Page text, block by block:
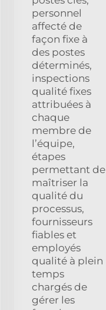
personnel
affecté de
façon fixe à
des postes
déterminés,
inspections
qualité fixes
attribuées à
chaque
membre de
l’équipe,
étapes
permettant de
maîtriser la
qualité du
processus,
fournisseurs
fiables et
employés
qualité à plein
temps
chargés de
gérer les